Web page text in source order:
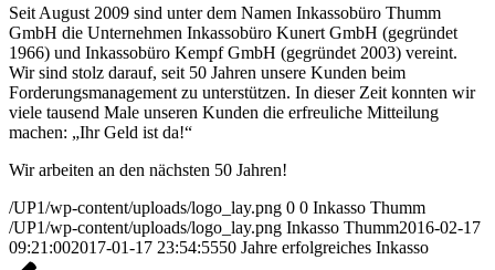
Seit August 2009 sind unter dem Namen Inkassobüro Thumm
GmbH die Unternehmen Inkassobüro Kunert GmbH (gegründet
1966) und Inkassobüro Kempf GmbH (gegründet 2003) vereint.
Wir sind stolz darauf, seit 50 Jahren unsere Kunden beim
Forderungsmanagement zu unterstützen. In dieser Zeit konnten wir
viele tausend Male unseren Kunden die erfreuliche Mitteilung
machen: „Ihr Geld ist da!“
Wir arbeiten an den nächsten 50 Jahren!
/UP1/wp-content/uploads/logo_lay.png 0 0 Inkasso Thumm
/UP1/wp-content/uploads/logo_lay.png Inkasso Thumm2016-02-17
09:21:002017-01-17 23:54:5550 Jahre erfolgreiches Inkasso